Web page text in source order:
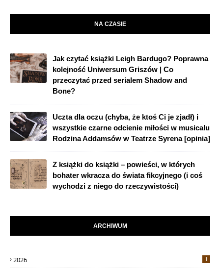
NA CZASIE
Jak czytać książki Leigh Bardugo? Poprawna
kolejność Uniwersum Griszów | Co
przeczytać przed serialem Shadow and
Bone?
Uczta dla oczu (chyba, że ktoś Ci je zjadł) i
wszystkie czarne odcienie miłości w musicalu
Rodzina Addamsów w Teatrze Syrena [opinia]
Z książki do książki – powieści, w których
bohater wkracza do świata fikcyjnego (i coś
wychodzi z niego do rzeczywistości)
ARCHIWUM
2026 1